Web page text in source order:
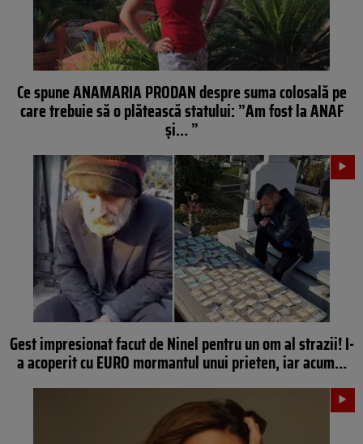
Ce spune ANAMARIA PRODAN despre suma colosală pe
care trebuie să o plătească statului: ”Am fost la ANAF
şi… ”
Gest impresionat facut de Ninel pentru un om al strazii! I-
a acoperit cu EURO mormantul unui prieten, iar acum…